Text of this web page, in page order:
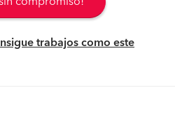
trabajos como este